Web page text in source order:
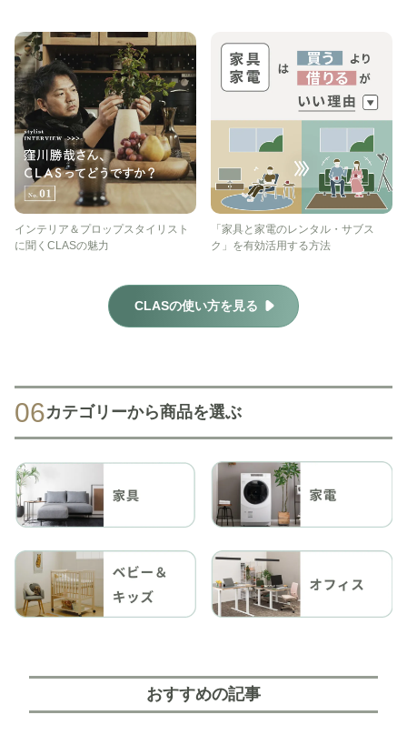
インテリア＆プロップスタイリスト
に聞くCLASの魅力
「家具と家電のレンタル・サブス
ク」を有効活用する方法
CLASの使い方を見る
06カテゴリーから商品を選ぶ
おすすめの記事